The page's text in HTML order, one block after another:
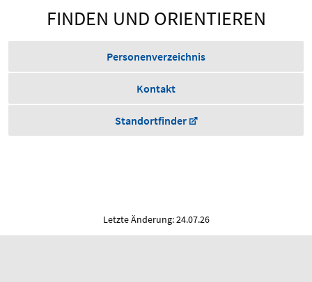
FINDEN UND ORIENTIEREN
Personenverzeichnis
Kontakt
Standortfinder
Letzte Änderung: 24.07.26